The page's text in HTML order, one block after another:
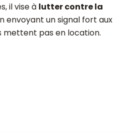
il vise à lutter contre la
envoyant un signal fort aux
mettent pas en location.